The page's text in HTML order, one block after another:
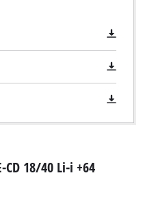
CD 18/40 Li-i +64